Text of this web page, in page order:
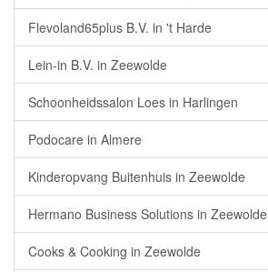
Flevoland65plus B.V. in 't Harde
Lein-in B.V. in Zeewolde
Schoonheidssalon Loes in Harlingen
Podocare in Almere
Kinderopvang Buitenhuis in Zeewolde
Hermano Business Solutions in Zeewolde
Cooks & Cooking in Zeewolde